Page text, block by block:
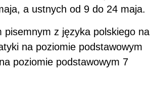
a ustnych od 9 do 24 maja.
z języka polskiego na
na poziomie podstawowym
poziomie podstawowym 7